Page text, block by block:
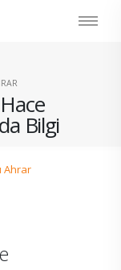
Bilgi